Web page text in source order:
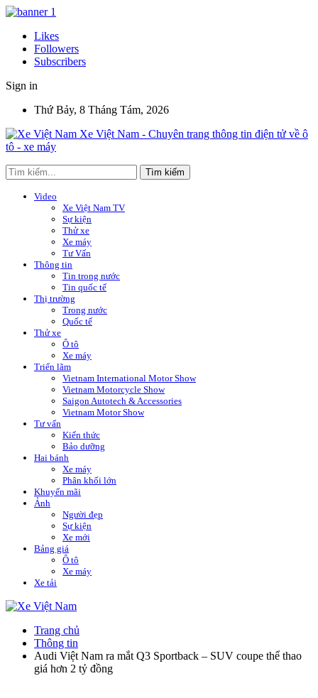
Likes
Followers
Subscribers
Sign in
Thứ Bảy, 8 Tháng Tám, 2026
Xe Việt Nam - Chuyên trang thông tin điện tử về ô
tô - xe máy
Video
Xe Việt Nam TV
Sự kiện
Thử xe
Xe máy
Tư Vấn
Thông tin
Tin trong nước
Tin quốc tế
Thị trường
Trong nước
Quốc tế
Thử xe
Ô tô
Xe máy
Triển lãm
Vietnam International Motor Show
Vietnam Motorcycle Show
Saigon Autotech & Accessories
Vietnam Motor Show
Tư vấn
Kiến thức
Bảo dưỡng
Hai bánh
Xe máy
Phân khối lớn
Khuyến mãi
Ảnh
Người đẹp
Sự kiện
Xe mới
Bảng giá
Ô tô
Xe máy
Xe tải
Trang chủ
Thông tin
Audi Việt Nam ra mắt Q3 Sportback – SUV coupe thể thao
giá hơn 2 tỷ đồng